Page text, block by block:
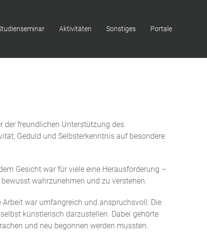
Aktivitäten Sonstiges Portale
der freundlichen Unterstützung des
Geduld und Selbsterkenntnis auf besondere
Gesicht war für viele eine Herausforderung –
wahrzunehmen und zu verstehen.
war umfangreich und anspruchsvoll: Die
künstlerisch darzustellen. Dabei gehörte
und neu begonnen werden mussten.